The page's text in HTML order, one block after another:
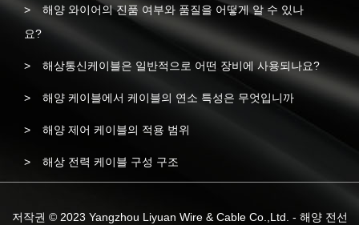
해양 와이어의 진품 여부와 품질을 어떻게 알 수 있나
요?
해상통신케이블은 일반적으로 어떤 장비에 사용되나요?
해양 케이블에서 케이블의 연소 특성은 무엇입니까
해양 제어 케이블의 적용 범위
해상 전력 케이블 구성 구조
저작권 © 2023 Yangzhou Liyuan Wire & Cable Co.,Ltd. - 해양 전선